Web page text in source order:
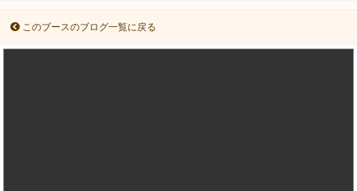
このブースのブログ一覧に戻る